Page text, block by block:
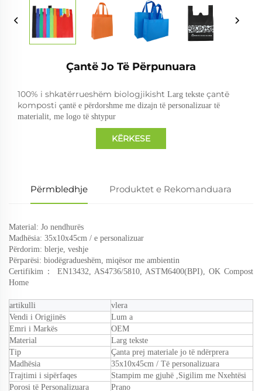
Çantë Jo Të Përpunuara
100% i shkatërrueshëm biologjikisht Larg tekste çantë
komposti çantë e përdorshme me dizajn të personalizuar të
materialit, me logo të shtypur
KËRKESE
Përmbledhje Produktet e Rekomanduara
Material: Jo nendhurës
Madhësia: 35x10x45cm / e personalizuar
Përdorim: blerje, veshje
Përparësi: biodëgradueshëm, miqësor me ambientin
Certifikim： EN13432, AS4736/5810, ASTM6400(BPI), OK Compost
Home
artikulli
vlera
Vendi i Origjinës
Lum a
Emri i Markës
OEM
Material
Larg tekste
Tip
Çanta prej materiale jo të ndërprera
Madhësia
35x10x45cm / Të personalizuara
Trajtimi i sipërfaqes
Stampim me gjuhë Sigilim me Nxehtësi
Porosi të Personalizuara
Prano